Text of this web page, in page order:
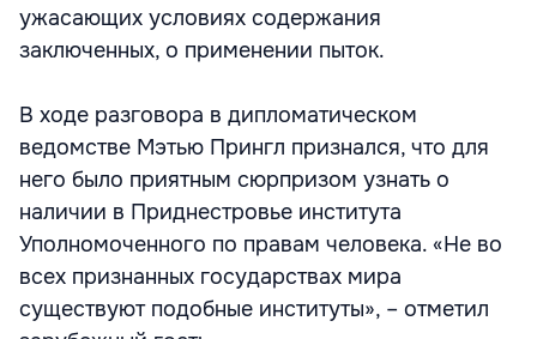
ужасающих условиях содержания
заключенных, о применении пыток.
В ходе разговора в дипломатическом
ведомстве Мэтью Прингл признался, что для
него было приятным сюрпризом узнать о
наличии в Приднестровье института
Уполномоченного по правам человека. «Не во
всех признанных государствах мира
существуют подобные институты», – отметил